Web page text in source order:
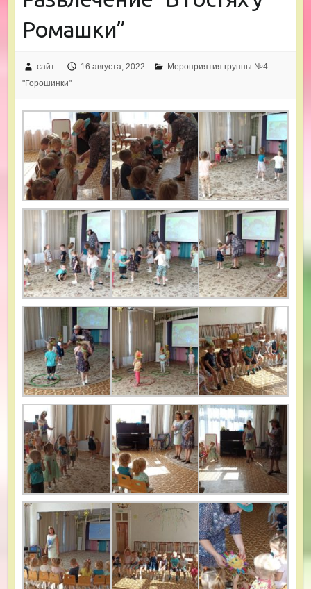
Ромашки”
сайт 16 августа, 2022
Мероприятия группы №4
"Горошинки"